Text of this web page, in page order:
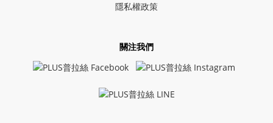
隱私權政策
關注我們